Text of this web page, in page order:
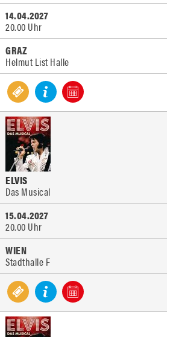
14.04.2027
20.00 Uhr
GRAZ
Helmut List Halle
ELVIS
Das Musical
15.04.2027
20.00 Uhr
WIEN
Stadthalle F